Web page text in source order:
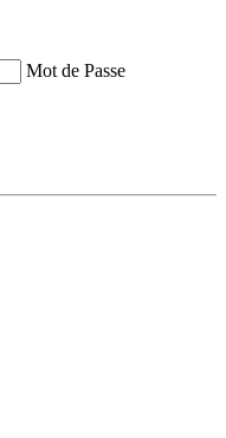
Mot de Passe